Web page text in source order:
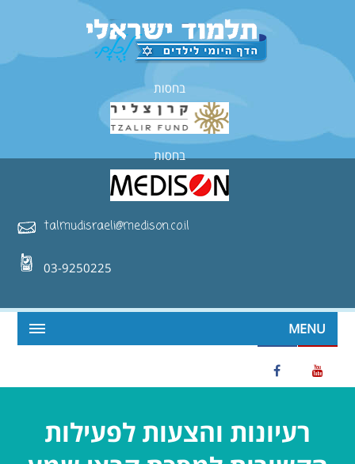
בחסות
בחסות
talmudisraeli@medison.co.il
03-9250225
MENU
רעיונות והצעות לפעילות